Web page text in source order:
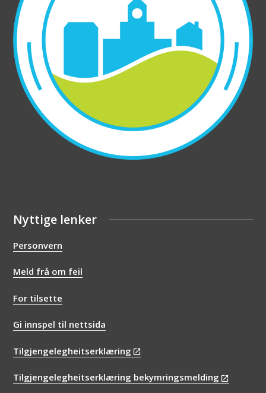
Nyttige lenker
Personvern
Meld frå om feil
For tilsette
Gi innspel til nettsida
Tilgjengelegheitserklæring
Tilgjengelegheitserklæring bekymringsmelding